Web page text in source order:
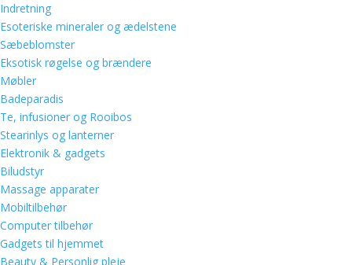
Indretning
Esoteriske mineraler og ædelstene
Sæbeblomster
Eksotisk røgelse og brændere
Møbler
Badeparadis
Te, infusioner og Rooibos
Stearinlys og lanterner
Elektronik & gadgets
Biludstyr
Massage apparater
Mobiltilbehør
Computer tilbehør
Gadgets til hjemmet
Beauty & Personlig pleje